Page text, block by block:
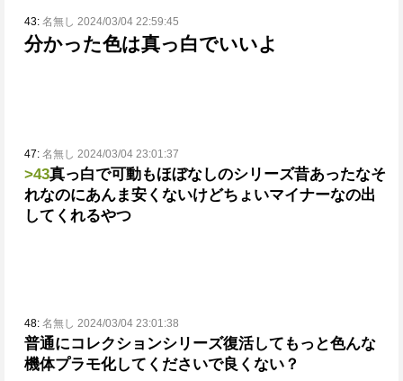
43: 名無し 2024/03/04 22:59:45
分かった色は真っ白でいいよ
47: 名無し 2024/03/04 23:01:37
>43真っ白で可動もほぼなしのシリーズ昔あったなそ
れなのにあんま安くないけどちょいマイナーなの出
してくれるやつ
48: 名無し 2024/03/04 23:01:38
普通にコレクションシリーズ復活してもっと色んな
機体プラモ化してくださいで良くない？